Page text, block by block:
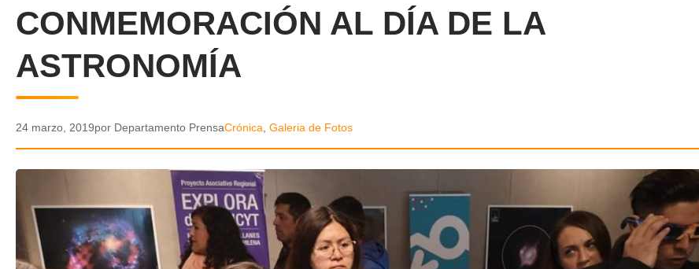
CONMEMORACIÓN AL DÍA DE LA
ASTRONOMÍA
24 marzo, 2019por Departamento PrensaCrónica Galeria de Fotos